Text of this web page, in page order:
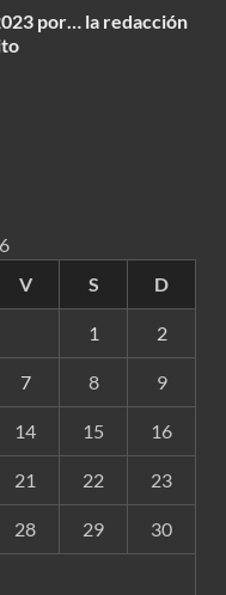
por… la redacción
V S D
1 2
7 8 9
14 15 16
21 22 23
28 29 30